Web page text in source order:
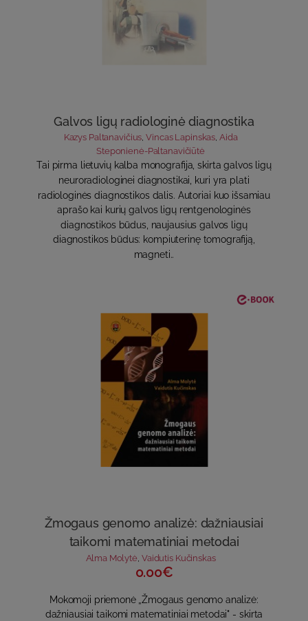
Galvos ligų radiologinė diagnostika
Kazys Paltanavičius,Vincas Lapinskas,Aida
Steponienė-Paltanavičiūtė
Tai pirma lietuvių kalba monografija, skirta galvos ligų
neuroradiologinei diagnostikai, kuri yra plati
radiologinės diagnostikos dalis. Autoriai kuo išsamiau
aprašo kai kurių galvos ligų rentgenologinės
diagnostikos būdus, naujausius galvos ligų
diagnostikos būdus: kompiuterinę tomografiją,
magneti..
Žmogaus genomo analizė: dažniausiai
taikomi matematiniai metodai
Alma Molytė, Vaidutis Kučinskas
0.00€
Mokomoji priemonė „Žmogaus genomo analizė:
dažniausiai taikomi matematiniai metodai" - skirta